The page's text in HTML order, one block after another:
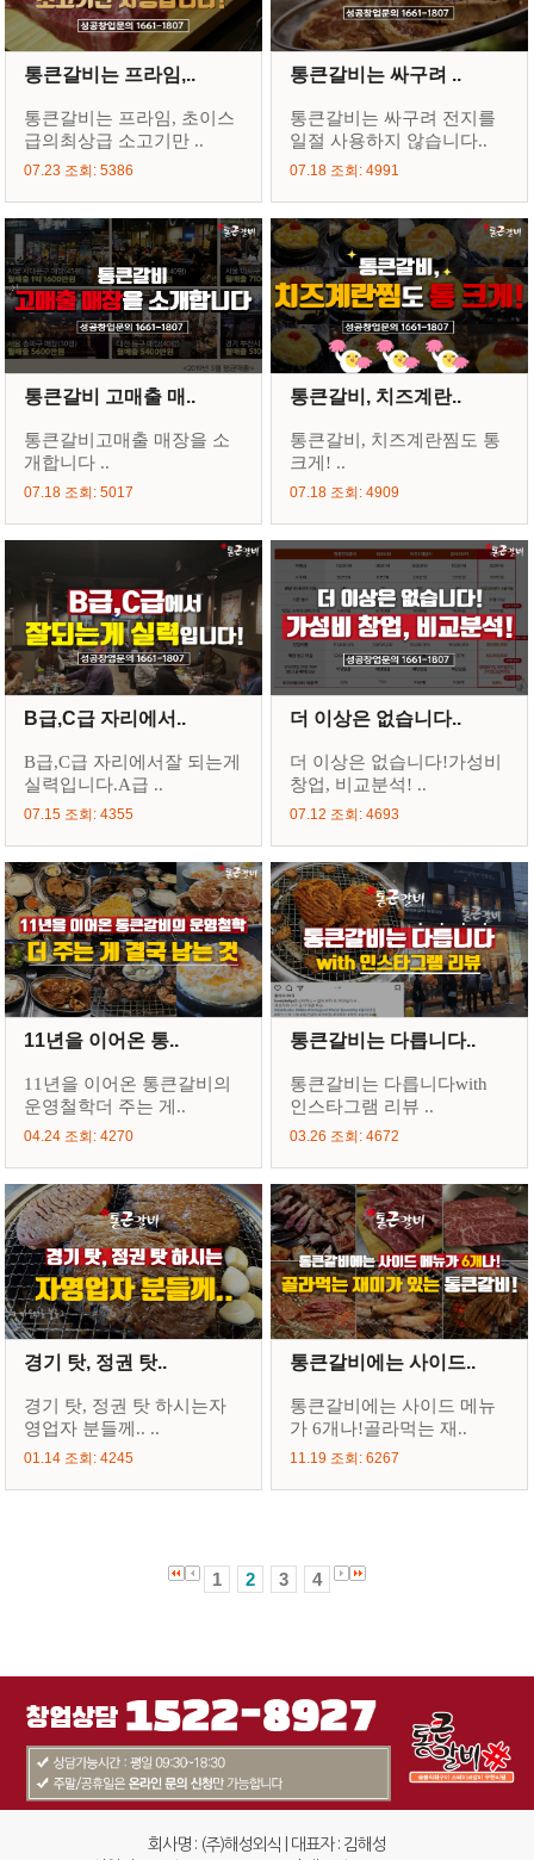
통큰갈비는 프라임,..
통큰갈비는 프라임, 초이스
급의최상급 소고기만 ..
07.23 조회: 5386
통큰갈비는 싸구려 ..
통큰갈비는 싸구려 전지를
일절 사용하지 않습니다..
07.18 조회: 4991
통큰갈비 고매출 매..
통큰갈비고매출 매장을 소
개합니다 ..
07.18 조회: 5017
통큰갈비, 치즈계란..
통큰갈비, 치즈계란찜도 통
크게! ..
07.18 조회: 4909
B급,C급 자리에서..
B급,C급 자리에서잘 되는게
실력입니다.A급 ..
07.15 조회: 4355
더 이상은 없습니다..
더 이상은 없습니다!가성비
창업, 비교분석! ..
07.12 조회: 4693
11년을 이어온 통..
11년을 이어온 통큰갈비의
운영철학더 주는 게..
04.24 조회: 4270
통큰갈비는 다릅니다..
통큰갈비는 다릅니다with
인스타그램 리뷰 ..
03.26 조회: 4672
경기 탓, 정권 탓..
경기 탓, 정권 탓 하시는자
영업자 분들께.. ..
01.14 조회: 4245
통큰갈비에는 사이드..
통큰갈비에는 사이드 메뉴
가 6개나!골라먹는 재..
11.19 조회: 6267
1 2 3 4
회사명 : (주)해성외식 | 대표자 : 김해성